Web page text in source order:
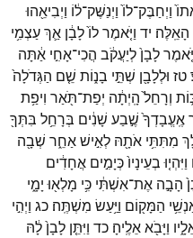
וַיְחַבֶּק־לוֹ֙ וַיְנַשֶּׁק־ל֔וֹ וַיְבִיאֵ֖הוּ
הָאֵֽלֶּה׃ יד וַיֹּ֤אמֶרלוֹ֙לָבָ֔ן אַ֛ךְעַצְמִ֥י
לָבָן֙לְיַעֲקֹ֔ב הֲכִי־אָחִ֣י אַ֔תָּה
טז וּלְלָבָ֖ן שְׁתֵּ֣י בָנ֑וֹת שֵׁ֤ם הַגְּדֹלָה֙
וְרָחֵל֙ הָֽיְתָ֔ה יְפַת־תֹּ֖אַר וִיפַ֥ת
אֶֽעֱבָדְךָ֙ שֶׁ֣בַע שָׁנִ֔ים בְּרָחֵ֥ל בִּתְּךָ֖
מִתִּתִּ֥י אֹתָ֖הּ לְאִ֣ישׁאַחֵ֑ר שְׁבָ֖ה
וַיִּהְי֤וּ בְעֵינָיו֙כְּיָמִ֣ים אֲחָדִ֔ים
הָבָ֣ה אֶת־אִשְׁתִּ֔י כִּ֥י מָלְא֖וּ יָמָ֑י
הַמָּק֖וֹם וַיַּ֥עַשׂ מִשְׁתֶּֽה׃ כג וַיְהִ֣י
וַיָּבֹ֖אאֵלֶֽיהָ׃ כד וַיִּתֵּ֤ן לָבָן֙לָ֔הּ